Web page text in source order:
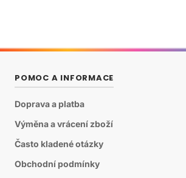
POMOC A INFORMACE
Doprava a platba
Výměna a vrácení zboží
Často kladené otázky
Obchodní podmínky